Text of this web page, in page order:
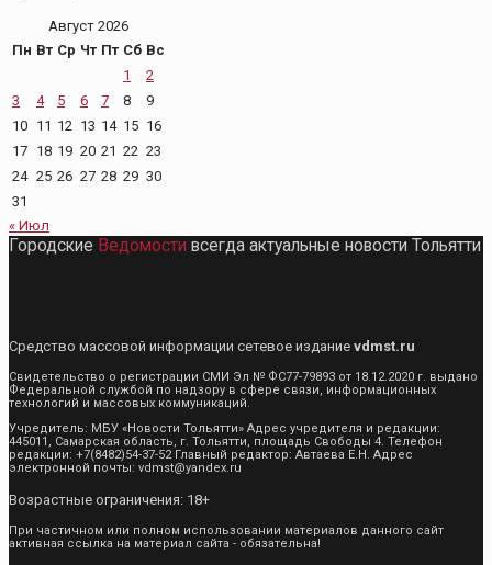
Август 2026
Пн Вт Ср Чт Пт Сб Вс
1
2
3
4 5 6 7 8
9
10 11 12 13 14 15 16
17 18 19 20 21 22 23
24 25 26 27 28 29 30
31
« Июл
Городские Ведомости всегда актуальные новости Тольятти
Средство массовой информации сетевое издание vdmst.ru
Свидетельство о регистрации СМИ Эл № ФС77-79893 от 18.12.2020 г. выдано
Федеральной службой по надзору в сфере связи, информационных
технологий и массовых коммуникаций.
Учредитель: МБУ «Новости Тольятти» Адрес учредителя и редакции:
445011, Самарская область, г. Тольятти, площадь Свободы 4. Телефон
редакции: +7(8482)54-37-52 Главный редактор: Автаева Е.Н. Адрес
электронной почты: vdmst@yandex.ru
Возрастные ограничения: 18+
При частичном или полном использовании материалов данного сайт
активная ссылка на материал сайта - обязательна!